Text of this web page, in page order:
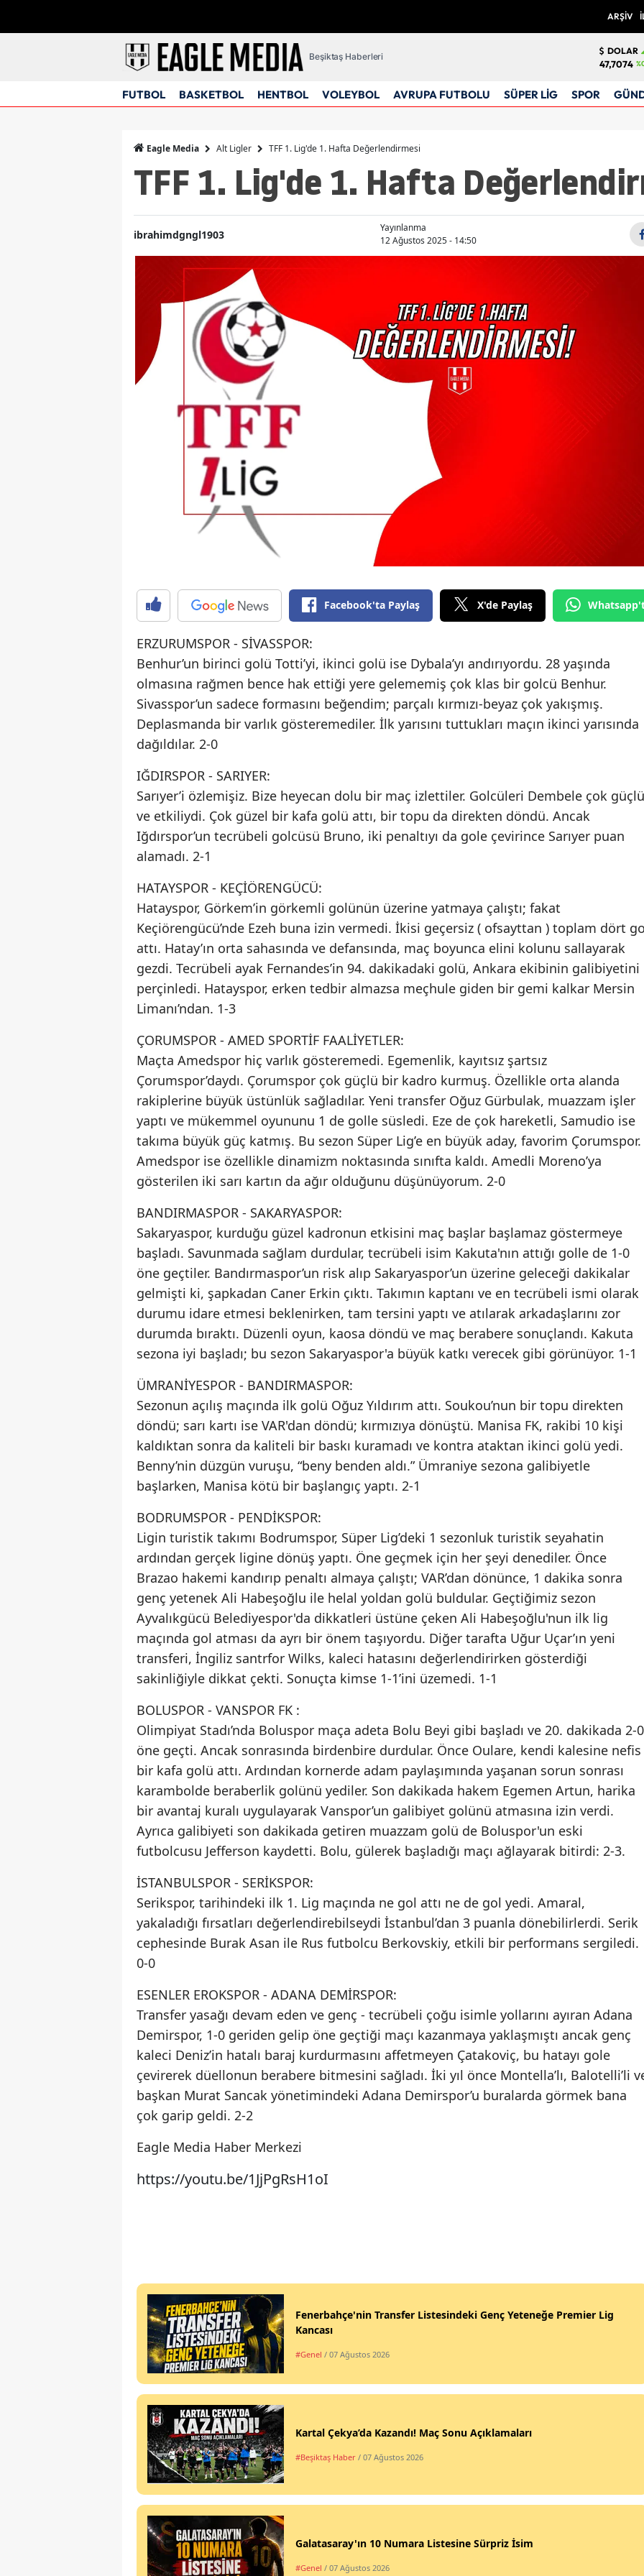
ARŞİV
Beşiktaş Haberleri
DOLAR
47,7074
FUTBOL BASKETBOL HENTBOL VOLEYBOL AVRUPA FUTBOLU SÜPER LİG SPOR
Eagle Media Alt Ligler TFF 1. Lig'de 1. Hafta Değerlendirmesi
TFF 1. Lig'de 1. Hafta
ibrahimdgngl1903
Yayınlanma
12 Ağustos 2025 - 14:50
Facebook'ta Paylaş X'de Paylaş
ERZURUMSPOR - SİVASSPOR:
Benhur’un birinci golü Totti’yi, ikinci golü ise Dybala’yı andırıyordu. 28 yaşında
olmasına rağmen bence hak ettiği yere gelememiş çok klas bir golcü Benhur.
Sivasspor’un sadece formasını beğendim; parçalı kırmızı-beyaz çok yakışmış.
Deplasmanda bir varlık gösteremediler. İlk yarısını tuttukları maçın ikinci yarısında
dağıldılar. 2-0
IĞDIRSPOR - SARIYER:
Sarıyer’i özlemişiz. Bize heyecan dolu bir maç izlettiler. Golcüleri Dembele çok güçlü
ve etkiliydi. Çok güzel bir kafa golü attı, bir topu da direkten döndü. Ancak
Iğdırspor’un tecrübeli golcüsü Bruno, iki penaltıyı da gole çevirince Sarıyer puan
alamadı. 2-1
HATAYSPOR - KEÇİÖRENGÜCÜ:
Hatayspor, Görkem’in görkemli golünün üzerine yatmaya çalıştı; fakat
Keçiörengücü’nde Ezeh buna izin vermedi. İkisi geçersiz ( ofsayttan ) toplam dört
attı. Hatay’ın orta sahasında ve defansında, maç boyunca elini kolunu sallayarak
gezdi. Tecrübeli ayak Fernandes’in 94. dakikadaki golü, Ankara ekibinin galibiyetini
perçinledi. Hatayspor, erken tedbir almazsa meçhule giden bir gemi kalkar Mersin
Limanı’ndan. 1-3
ÇORUMSPOR - AMED SPORTİF FAALİYETLER:
Maçta Amedspor hiç varlık gösteremedi. Egemenlik, kayıtsız şartsız
Çorumspor’daydı. Çorumspor çok güçlü bir kadro kurmuş. Özellikle orta alanda
rakiplerine büyük üstünlük sağladılar. Yeni transfer Oğuz Gürbulak, muazzam işler
yaptı ve mükemmel oyununu 1 de golle süsledi. Eze de çok hareketli, Samudio ise
takıma büyük güç katmış. Bu sezon Süper Lig’e en büyük aday, favorim Çorumspor.
Amedspor ise özellikle dinamizm noktasında sınıfta kaldı. Amedli Moreno’ya
gösterilen iki sarı kartın da ağır olduğunu düşünüyorum. 2-0
BANDIRMASPOR - SAKARYASPOR:
Sakaryaspor, kurduğu güzel kadronun etkisini maç başlar başlamaz göstermeye
başladı. Savunmada sağlam durdular, tecrübeli isim Kakuta'nın attığı golle de 1-0
öne geçtiler. Bandırmaspor’un risk alıp Sakaryaspor’un üzerine geleceği dakikalar
gelmişti ki, şapkadan Caner Erkin çıktı. Takımın kaptanı ve en tecrübeli ismi olarak
durumu idare etmesi beklenirken, tam tersini yaptı ve atılarak arkadaşlarını zor
durumda bıraktı. Düzenli oyun, kaosa döndü ve maç berabere sonuçlandı. Kakuta
sezona iyi başladı; bu sezon Sakaryaspor'a büyük katkı verecek gibi görünüyor. 1-1
ÜMRANİYESPOR - BANDIRMASPOR:
Sezonun açılış maçında ilk golü Oğuz Yıldırım attı. Soukou’nun bir topu direkten
döndü; sarı kartı ise VAR'dan döndü; kırmızıya dönüştü. Manisa FK, rakibi 10 kişi
kaldıktan sonra da kaliteli bir baskı kuramadı ve kontra ataktan ikinci golü yedi.
Benny’nin düzgün vuruşu, “beny benden aldı.” Ümraniye sezona galibiyetle
başlarken, Manisa kötü bir başlangıç yaptı. 2-1
BODRUMSPOR - PENDİKSPOR:
Ligin turistik takımı Bodrumspor, Süper Lig’deki 1 sezonluk turistik seyahatin
ardından gerçek ligine dönüş yaptı. Öne geçmek için her şeyi denediler. Önce
Brazao hakemi kandırıp penaltı almaya çalıştı; VAR’dan dönünce, 1 dakika sonra
genç yetenek Ali Habeşoğlu ile helal yoldan golü buldular. Geçtiğimiz sezon
Ayvalıkgücü Belediyespor'da dikkatleri üstüne çeken Ali Habeşoğlu'nun ilk lig
maçında gol atması da ayrı bir önem taşıyordu. Diğer tarafta Uğur Uçar’ın yeni
transferi, İngiliz santrfor Wilks, kaleci hatasını değerlendirirken gösterdiği
sakinliğiyle dikkat çekti. Sonuçta kimse 1-1’ini üzemedi. 1-1
BOLUSPOR - VANSPOR FK :
Olimpiyat Stadı’nda Boluspor maça adeta Bolu Beyi gibi başladı ve 20. dakikada 2-0
öne geçti. Ancak sonrasında birdenbire durdular. Önce Oulare, kendi kalesine nefis
bir kafa golü attı. Ardından kornerde adam paylaşımında yaşanan sorun sonrası
karambolde beraberlik golünü yediler. Son dakikada hakem Egemen Artun, harika
bir avantaj kuralı uygulayarak Vanspor’un galibiyet golünü atmasına izin verdi.
Ayrıca galibiyeti son dakikada getiren muazzam golü de Boluspor'un eski
futbolcusu Jefferson kaydetti. Bolu, gülerek başladığı maçı ağlayarak bitirdi: 2-3.
İSTANBULSPOR - SERİKSPOR:
Serikspor, tarihindeki ilk 1. Lig maçında ne gol attı ne de gol yedi. Amaral,
yakaladığı fırsatları değerlendirebilseydi İstanbul’dan 3 puanla dönebilirlerdi. Serik
cephesinde Burak Asan ile Rus futbolcu Berkovskiy, etkili bir performans sergiledi.
0-0
ESENLER EROKSPOR - ADANA DEMİRSPOR:
Transfer yasağı devam eden ve genç - tecrübeli çoğu isimle yollarını ayıran Adana
Demirspor, 1-0 geriden gelip öne geçtiği maçı kazanmaya yaklaşmıştı ancak genç
kaleci Deniz’in hatalı baraj kurdurmasını affetmeyen Çatakoviç, bu hatayı gole
çevirerek düellonun berabere bitmesini sağladı. İki yıl önce Montella’lı, Balotelli’li
başkan Murat Sancak yönetimindeki Adana Demirspor’u buralarda görmek bana
çok garip geldi. 2-2
Eagle Media Haber Merkezi
https://youtu.be/1JjPgRsH1oI
Fenerbahçe'nin Transfer Listesindeki Genç Yeteneğe Premier Lig
Kancası
#Genel / 07 Ağustos 2026
Kartal Çekya’da Kazandı! Maç Sonu Açıklamaları
#Beşiktaş Haber / 07 Ağustos 2026
Galatasaray'ın 10 Numara Listesine Sürpriz İsim
#Genel / 07 Ağustos 2026